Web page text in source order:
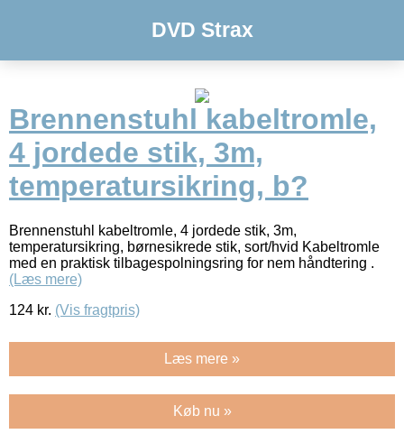
DVD Strax
Brennenstuhl kabeltromle,
4 jordede stik, 3m,
temperatursikring, b?
Brennenstuhl kabeltromle, 4 jordede stik, 3m,
temperatursikring, børnesikrede stik, sort/hvid Kabeltromle
med en praktisk tilbagespolningsring for nem håndtering .
(Læs mere)
124 kr. (Vis fragtpris)
Læs mere »
Køb nu »